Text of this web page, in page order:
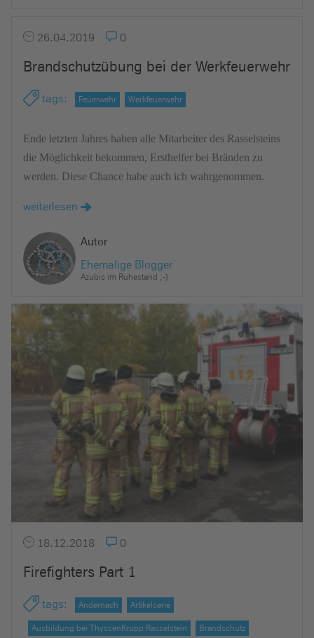
26.04.2019 0
Brandschutzübung bei der Werkfeuerwehr
tags: Feuerwehr Werkfeuerwehr
Ende letzten Jahres haben alle Mitarbeiter des Rasselsteins
die Möglichkeit bekommen, Ersthelfer bei Bränden zu
werden. Diese Chance habe auch ich wahrgenommen.
weiterlesen
Autor
Ehemalige Blogger
Azubis im Ruhestand ;-)
18.12.2018 0
Firefighters Part 1
tags: Andernach Artikelserie
Ausbildung bei ThyssenKrupp Rasselstein Brandschutz